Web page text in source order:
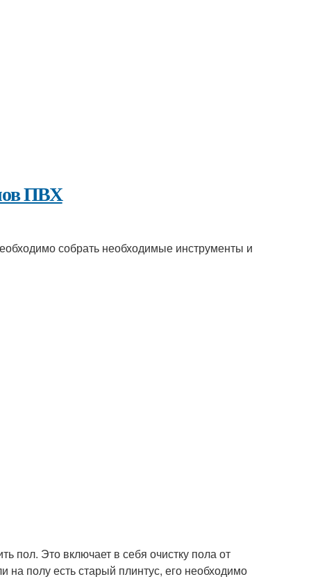
ПВХ
собрать необходимые инструменты и
пол. Это включает в себя очистку пола от
на полу есть старый плинтус, его необходимо